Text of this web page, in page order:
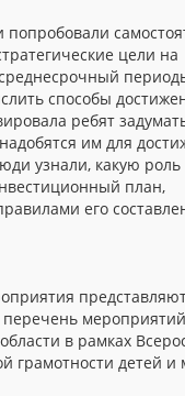
цели на
способы
ребят
им для
узнали, какую роль
план,
его
мероприятий
в рамках
грамотности детей и